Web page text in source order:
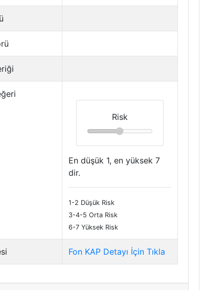
Risk
En düşük 1, en yüksek 7
dir.
1-2 Düşük Risk
3-4-5 Orta Risk
6-7 Yüksek Risk
Fon KAP Detayı İçin Tıkla